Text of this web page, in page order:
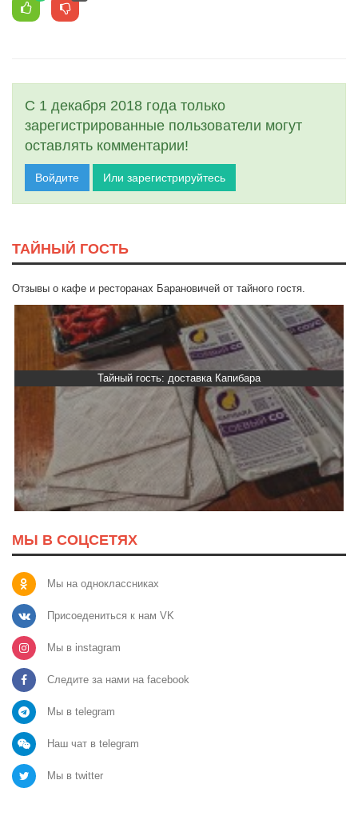
С 1 декабря 2018 года только
зарегистрированные пользователи могут
оставлять комментарии!
Войдите Или зарегистрируйтесь
ТАЙНЫЙ ГОСТЬ
Отзывы о кафе и ресторанах Барановичей от тайного гостя.
Тайный гость: Ресторан “Папараць Кветка”
МЫ В СОЦСЕТЯХ
Мы на одноклассниках
Присоедениться к нам VK
Мы в instagram
Следите за нами на facebook
Мы в telegram
Наш чат в telegram
Мы в twitter